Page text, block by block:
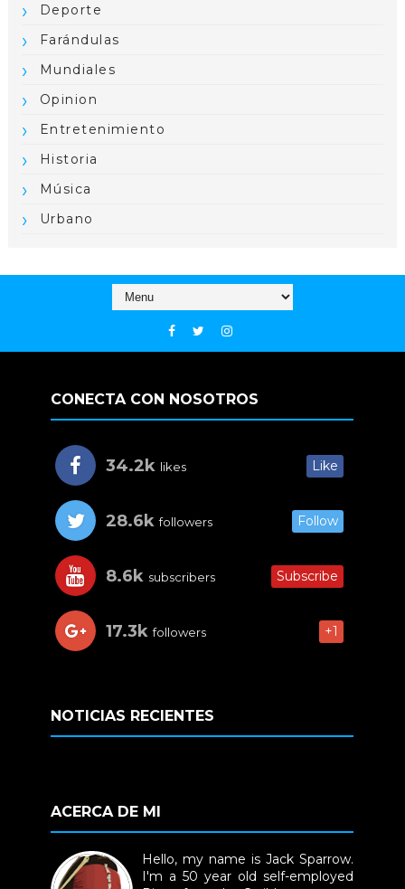
Deporte
Farándulas
Mundiales
Opinion
Entretenimiento
Historia
Música
Urbano
CONECTA CON NOSOTROS
34.2k likes Like
28.6k followers Follow
8.6k subscribers Subscribe
17.3k followers +1
NOTICIAS RECIENTES
ACERCA DE MI
Hello, my name is Jack Sparrow.
I'm a 50 year old self-employed